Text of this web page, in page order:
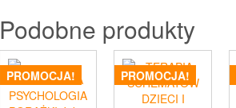
Podobne produkty
PROMOCJA! PROMOCJA!